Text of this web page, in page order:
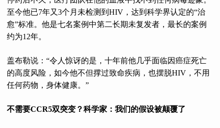
至今他已7年又3个月未检测到HIV，达到科学界认定的“治
愈”标准。他是七名案例中第二长期未复发者，最长的案例
约为12年。
盖布勒说：“令人惊讶的是，十年前他几乎面临因癌症死亡
的高度风险，如今他不但撑过致命疾病，也摆脱HIV，不用
任何药物，身体健康。”
不需要CCR5双突变？科学家：我们的假设被颠覆了